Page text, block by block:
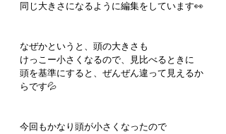
同じ大きさになるように編集をしています👀
なぜかというと、頭の大きさも
けっこー小さくなるので、見比べるときに
頭を基準にすると、ぜんぜん違って見えるか
らです💦
今回もかなり頭が小さくなったので